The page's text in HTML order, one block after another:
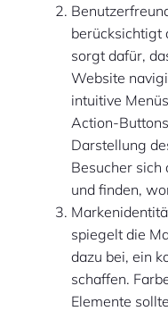
berücksichtigt
sorgt dafür,
Website
intuitive
Action-
Darstellung
Besucher sich
und finden,
spiegelt die
dazu bei, ein
schaffen.
Elemente